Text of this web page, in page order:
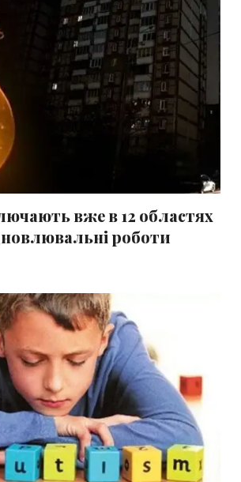
вже в 12 областях
роботи